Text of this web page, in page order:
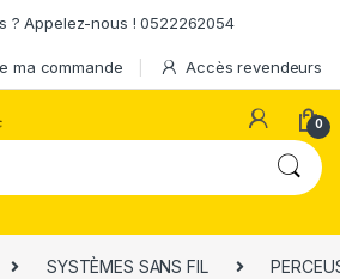
? Appelez-nous ! 0522262054
ma commande Accès revendeurs
0
SYSTÈMES SANS FIL